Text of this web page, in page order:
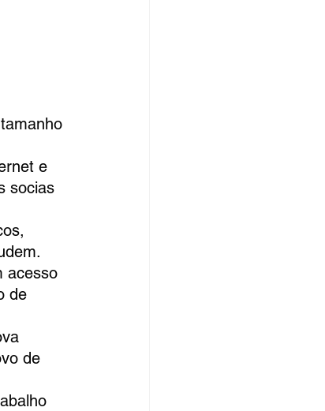
e
socias
de
de